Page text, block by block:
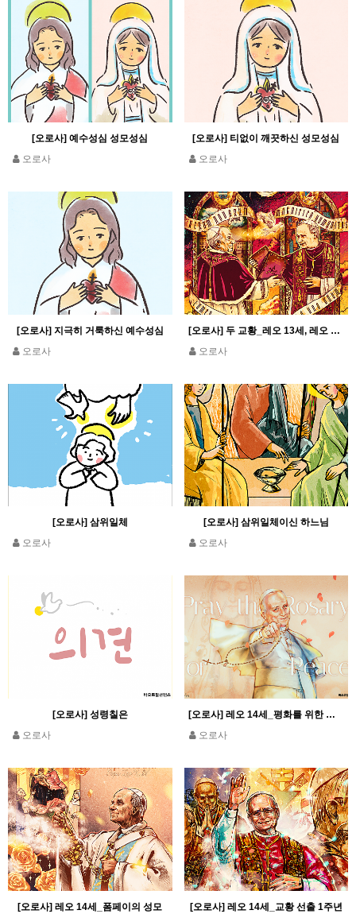
[오로사] 예수성심 성모성심
오로사
[오로사] 티없이 깨끗하신 성모성심
오로사
[오로사] 지극히 거룩하신 예수성심
오로사
[오로사] 두 교황_레오 13세, 레오 14세
오로사
[오로사] 삼위일체
오로사
[오로사] 삼위일체이신 하느님
오로사
[오로사] 성령칠은
오로사
[오로사] 레오 14세_평화를 위한 묵주기도
오로사
[오로사] 레오 14세_폼페이의 성모
[오로사] 레오 14세_교황 선출 1주년